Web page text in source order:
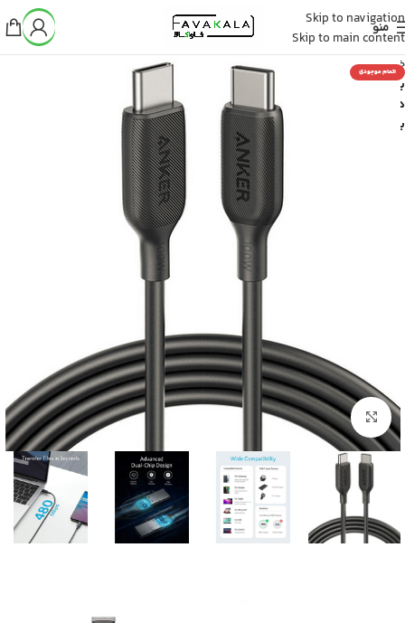
Skip to navigation
Skip to main content
منو
خانه
بدون
دسته
بندی
اتمام موجودی
بزرگنمایی تصویر